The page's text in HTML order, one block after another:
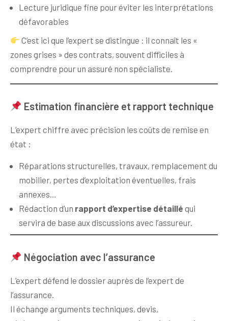
Lecture juridique fine pour éviter les interprétations
défavorables
C’est ici que l’expert se distingue : il connaît les «
zones grises » des contrats, souvent difficiles à
comprendre pour un assuré non spécialiste.
Estimation financière et rapport technique
L’expert chiffre avec précision les coûts de remise en
état :
Réparations structurelles, travaux, remplacement du
mobilier, pertes d’exploitation éventuelles, frais
annexes…
Rédaction d’un rapport d’expertise détaillé qui
servira de base aux discussions avec l’assureur.
Négociation avec l’assurance
L’expert défend le dossier auprès de l’expert de
l’assurance.
Il échange arguments techniques, devis,